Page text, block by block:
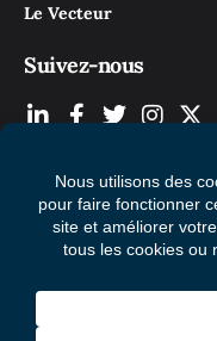
Le Vecteur
Suivez-nous